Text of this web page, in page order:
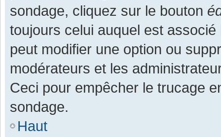
sondage, cliquez sur le bouton
toujours celui auquel est associé
peut modifier une option ou
modérateurs et les
Ceci pour empêcher le trucage
sondage.
Haut